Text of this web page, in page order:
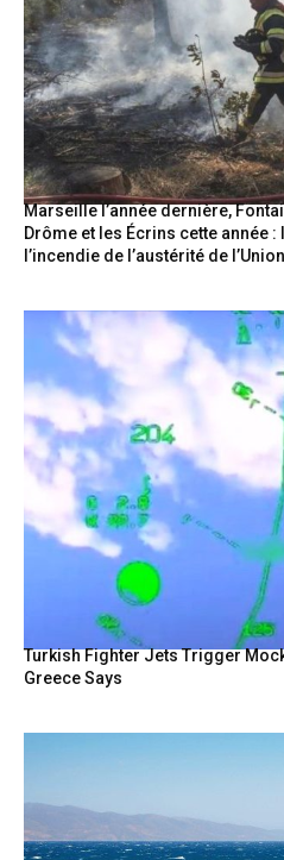
Marseille l’année dernière,
Drôme et les Écrins cette année
l’incendie de l’austérité de
Turkish Fighter Jets Trigger
Greece Says